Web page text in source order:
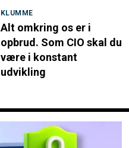
KLUMME
Alt omkring os er i
opbrud. Som CIO skal du
være i konstant
udvikling